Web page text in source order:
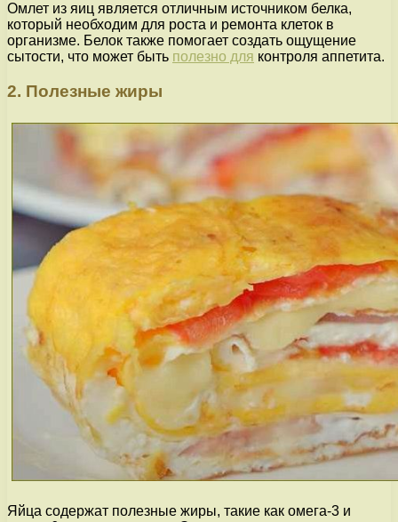
Омлет из яиц является отличным источником белка,
который необходим для роста и ремонта клеток в
организме. Белок также помогает создать ощущение
сытости, что может быть полезно для контроля аппетита.
2. Полезные жиры
Яйца содержат полезные жиры, такие как омега-3 и